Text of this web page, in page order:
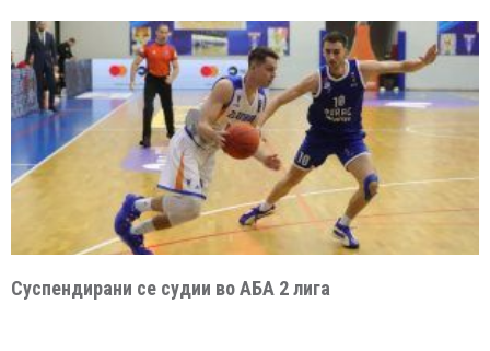
Суспендирани се судии во АБА 2 лига